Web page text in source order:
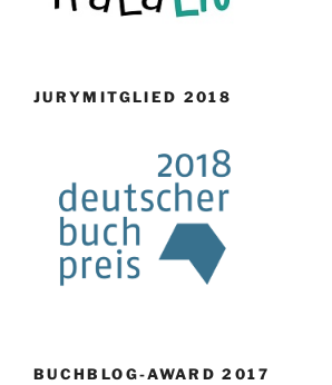
JURYMITGLIED 2018
BUCHBLOG-AWARD 2017